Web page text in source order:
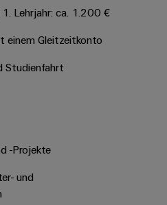
Lehrjahr: ca. 1.200 €
einem Gleitzeitkonto
Studienfahrt
-Projekte
und